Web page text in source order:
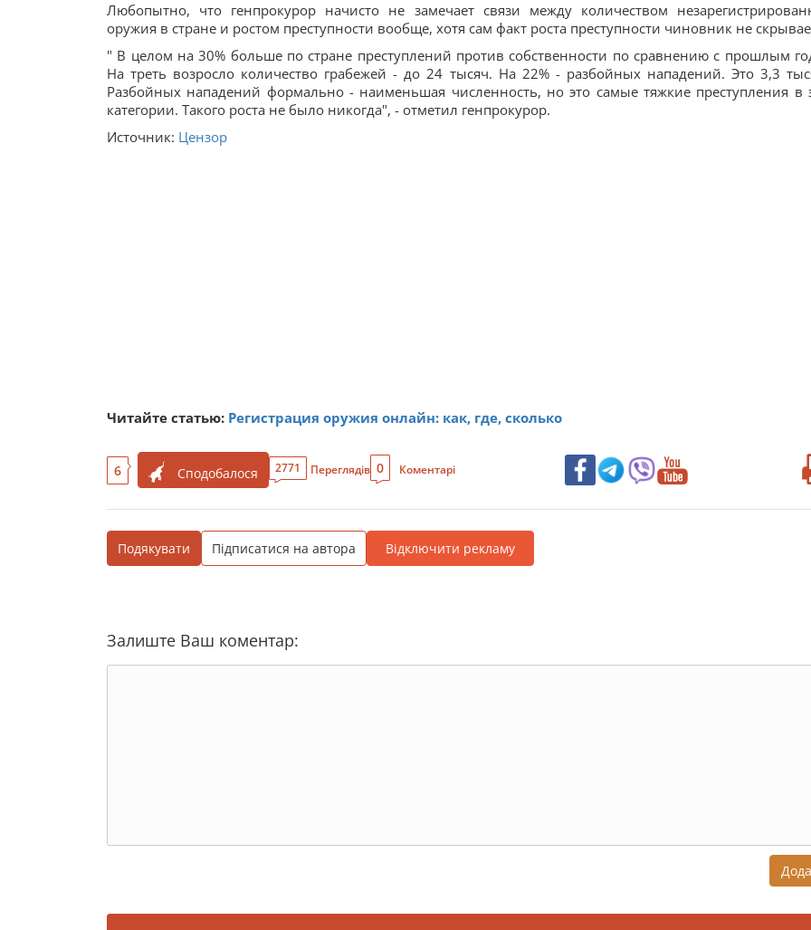
Любопытно, что генпрокурор начисто не замечает связи между количеством
оружия в стране и ростом преступности вообще, хотя сам факт роста преступности чиновник не
" В целом на 30% больше по стране преступлений против собственности по сравнению с прошлым
На треть возросло количество грабежей - до 24 тысяч. На 22% - разбойных нападений. Это 3,3
Разбойных нападений формально - наименьшая численность, но это самые тяжкие преступления в
категории. Такого роста не было никогда", - отметил генпрокурор.
Источник: Цензор
Читайте статью: Регистрация оружия онлайн: как, где, сколько
6 Сподобалося 2771 Переглядів 0 Коментарі
Подякувати Підписатися на автора Відключити рекламу
Залиште Ваш коментар: